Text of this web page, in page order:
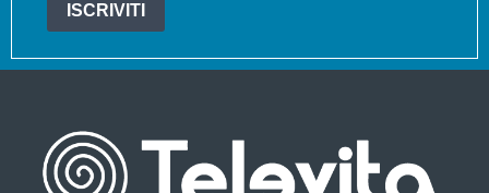
ISCRIVITI